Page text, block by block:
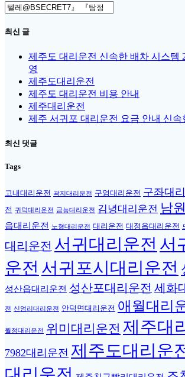
Search
for:
최신 글
제주도 대리운전 신속한 배차 시스템
영
제주도대리운전
제주도 대리운전 비용 안내
제주대리운전
제주 서귀포 대리운전 요금 안내 신속
최신 댓글
Tags
고내대리운전 곽지대리운전 구엄대리운전 구좌대
전 귀덕대리운전 금능대리운전 김녕대리운전 남
읍대리운전
노형대리운전 대리운전 대정읍대리운전
대리운전 서귀대리운전 서
운전 서귀포시대리운전
성산읍대리운전 성산포대리운전 세화
전 신엄리대리운전 안덕면대리운전 애월대리
월정대리운전 위미대리운전 제주대
7982대리운전 제주도대리운